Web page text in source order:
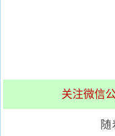
关注微信
随着